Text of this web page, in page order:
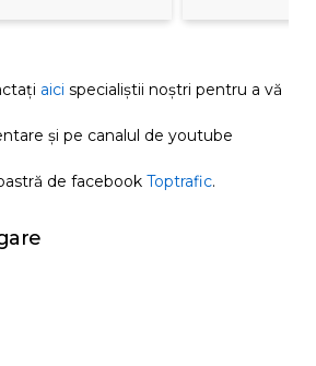
aici specialiștii noștri pentru a vă
și pe canalul de youtube
de facebook Toptrafic.